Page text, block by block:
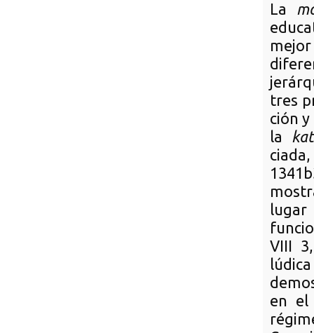
La
tres
ción
la
VIII
en el